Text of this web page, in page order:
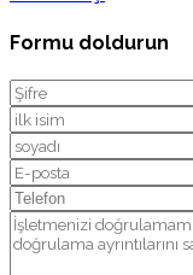
Formu doldurun